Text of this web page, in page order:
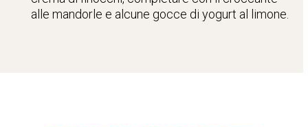
alle mandorle e alcune gocce di yogurt al limone.